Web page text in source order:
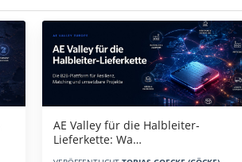
AE Valley für die Halbleiter-
Lieferkette: Wa…